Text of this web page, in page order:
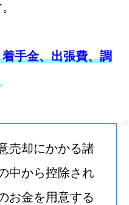
手金、出張費、調
売却にかかる諸
中から控除され
お金を用意する